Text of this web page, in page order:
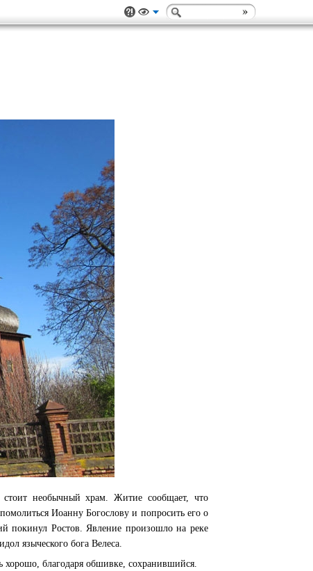
необычный храм. Житие сообщает, что
Иоанну Богослову и попросить его о
покинул Ростов. Явление произошло на реке
языческого бога Велеса.
хорошо, благодаря обшивке, сохранившийся.